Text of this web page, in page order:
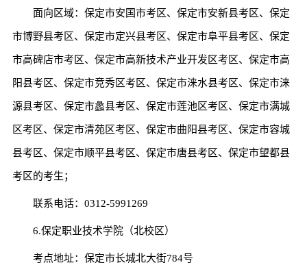
面向区域：保定市安国市考区、保定市安新县考区、保定
市博野县考区、保定市定兴县考区、保定市阜平县考区、保定
市高碑店市考区、保定市高新技术产业开发区考区、保定市高
阳县考区、保定市竞秀区考区、保定市涞水县考区、保定市涞
源县考区、保定市蠡县考区、保定市莲池区考区、保定市满城
区考区、保定市清苑区考区、保定市曲阳县考区、保定市容城
县考区、保定市顺平县考区、保定市唐县考区、保定市望都县
考区的考生；
联系电话：0312-5991269
6.保定职业技术学院（北校区）
考点地址：保定市长城北大街784号